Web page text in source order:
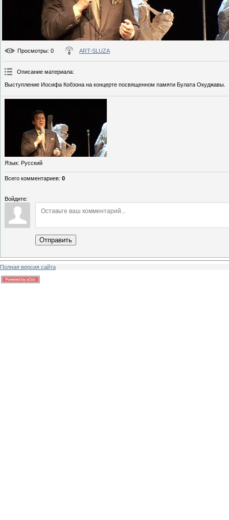
Просмотры: 0 ART-SLUZA
Описание материала:
Выступление Иосифа Кобзона на концерте посвященном памяти Булата Окуджавы.
Язык: Русский
Всего комментариев: 0
Войдите:
Отправить
Полная версия сайта